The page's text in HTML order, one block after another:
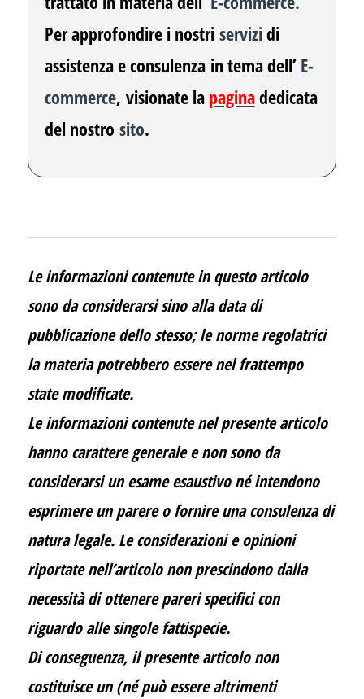
Per approfondire i nostri servizidi
assistenza e consulenza in tema dell’ E-
commerce, visionate la paginadedicata
del nostro sito.
Le informazioni contenute in questo articolo
sono da considerarsi sino alla data di
pubblicazione dello stesso; le norme regolatrici
la materia potrebbero essere nel frattempo
state modificate.
Le informazioni contenute nel presente articolo
hanno carattere generale e non sono da
considerarsi un esame esaustivo né intendono
esprimere un parere o fornire una consulenza di
natura legale. Le considerazioni e opinioni
riportate nell’articolo non prescindono dalla
necessità di ottenere pareri specifici con
riguardo alle singole fattispecie.
Di conseguenza, il presente articolo non
costituisce un (né può essere altrimenti